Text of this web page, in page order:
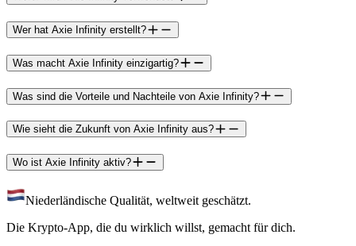
Wer hat Axie Infinity erstellt?
Was macht Axie Infinity einzigartig?
Was sind die Vorteile und Nachteile von Axie Infinity?
Wie sieht die Zukunft von Axie Infinity aus?
Wo ist Axie Infinity aktiv?
Niederländische Qualität, weltweit geschätzt.
Die Krypto-App, die du wirklich willst, gemacht für dich.